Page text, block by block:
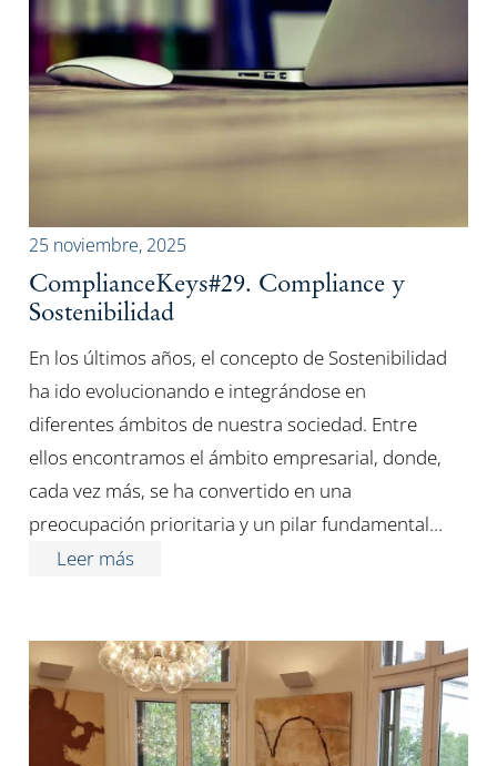
25 noviembre, 2025
ComplianceKeys#29. Compliance y
Sostenibilidad
En los últimos años, el concepto de Sostenibilidad
ha ido evolucionando e integrándose en
diferentes ámbitos de nuestra sociedad. Entre
ellos encontramos el ámbito empresarial, donde,
cada vez más, se ha convertido en una
preocupación prioritaria y un pilar fundamental…
Leer más